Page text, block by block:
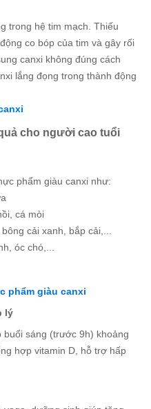
trong hệ tim mạch. Thiếu
co bóp của tim và gây rối
canxi không đúng cách
lắng đọng trong thành động
cho người cao tuổi
phẩm giàu canxi như:
cá mòi
cải xanh, bắp cải,...
óc chó,...
phẩm giàu canxi
lý
sáng (trước 9h) khoảng
hợp vitamin D, hỗ trợ hấp